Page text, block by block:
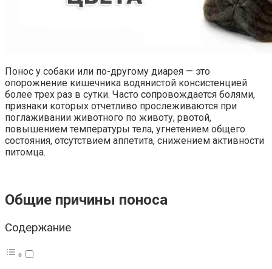
Понос у собаки или по-другому диарея — это
опорожнение кишечника водянистой консистенцией
более трех раз в сутки. Часто сопровождается болями,
признаки которых отчетливо прослеживаются при
поглаживании животного по животу, рвотой,
повышением температуры тела, угнетением общего
состояния, отсутствием аппетита, снижением активности
питомца.
Общие причины поноса
Содержание